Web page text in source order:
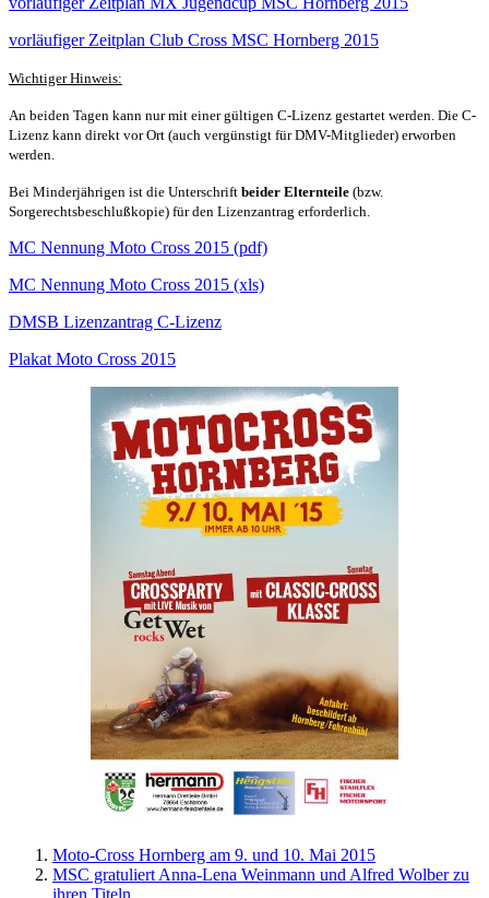
vorläufiger Zeitplan Club Cross MSC Hornberg 2015
Wichtiger Hinweis:
An beiden Tagen kann nur mit einer gültigen C-Lizenz gestartet werden. Die C-
Lizenz kann direkt vor Ort (auch vergünstigt für DMV-Mitglieder) erworben
werden.
Bei Minderjährigen ist die Unterschrift beider Elternteile (bzw.
Sorgerechtsbeschlußkopie) für den Lizenzantrag erforderlich.
MC Nennung Moto Cross 2015 (pdf)
MC Nennung Moto Cross 2015 (xls)
DMSB Lizenzantrag C-Lizenz
Plakat Moto Cross 2015
Moto-Cross Hornberg am 9. und 10. Mai 2015
MSC gratuliert Anna-Lena Weinmann und Alfred Wolber zu